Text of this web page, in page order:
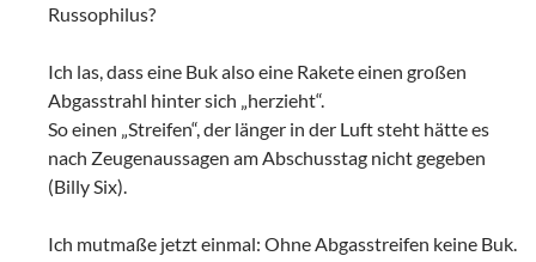
Russophilus?
Ich las, dass eine Buk also eine Rakete einen großen
Abgasstrahl hinter sich „herzieht“.
So einen „Streifen“, der länger in der Luft steht hätte es
nach Zeugenaussagen am Abschusstag nicht gegeben
(Billy Six).
Ich mutmaße jetzt einmal: Ohne Abgasstreifen keine Buk.